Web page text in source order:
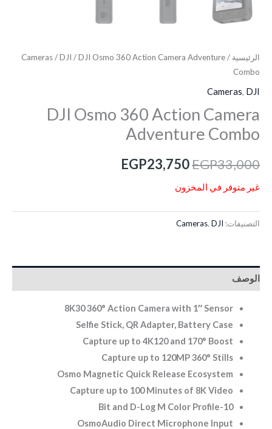
الرئيسية /
Cameras/DJI / DJI Osmo 360 Action Camera Adventure
Combo
Cameras, DJI
DJI Osmo 360 Action Camera
Adventure Combo
EGP33,000
EGP23,750
غير متوفر في المخزون
التصنيفات: Cameras, DJI
الوصف
8K30 360° Action Camera with 1″ Sensor
Selfie Stick, QR Adapter, Battery Case
Capture up to 4K120 and 170° Boost
Capture up to 120MP 360° Stills
Osmo Magnetic Quick Release Ecosystem
Capture up to 100 Minutes of 8K Video
10-Bit and D-Log M Color Profile
OsmoAudio Direct Microphone Input